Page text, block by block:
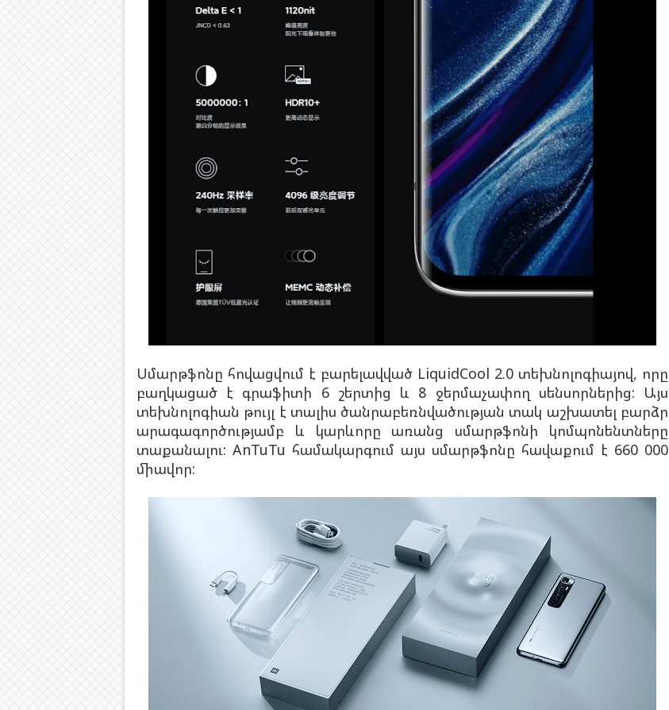
Սմարթֆոնը հովացվում է բարելավված LiquidCool 2.0 տեխնոլոգիայով, որը
բաղկացած է գրաֆիտի 6 շերտից և 8 ջերմաչափող սենսորներից: Այս
տեխնոլոգիան թույլ է տալիս ծանրաբեռնվածության տակ աշխատել բարձր
արագագործությամբ և կարևորը առանց սմարթֆոնի կոմպոնենտները
տաքանալու: AnTuTu համակարգում այս սմարթֆոնը հավաքում է 660 000
միավոր: